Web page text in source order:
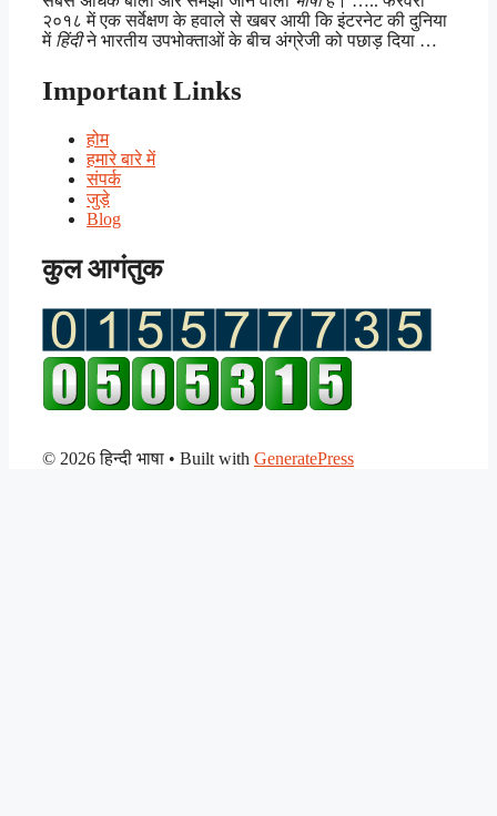
२०१८ में एक सर्वेक्षण के हवाले से खबर आयी कि इंटरनेट की दुनिया
में हिंदीने भारतीय उपभोक्ताओं के बीच अंग्रेजी को पछाड़ दिया …
Important Links
होम
हमारे बारे में
संपर्क
जुड़े
Blog
कुल आगंतुक
© 2026 हिन्दी भाषा • Built with GeneratePress